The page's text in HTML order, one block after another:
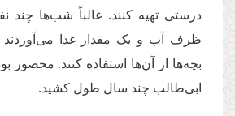
درستی تهیه کنند. غالباً شب‌ها چند
ظرف آب و یک مقدار غذا می‌آوردند
بچه‌ها از آن‌ها استفاده کنند. محصور
ابی‌طالب چند سال طول کشید.